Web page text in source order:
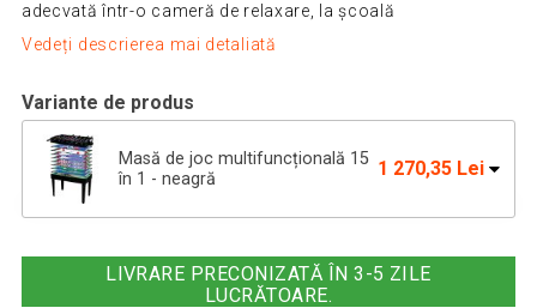
adecvată într-o cameră de relaxare, la școală
Vedeți descrierea mai detaliată
Variante de produs
Masă de joc multifuncțională 15
în 1 - neagră
1 270,35 Lei
în 1 - maro închis
LIVRARE PRECONIZATĂ ÎN 3-5 ZILE
LUCRĂTOARE.